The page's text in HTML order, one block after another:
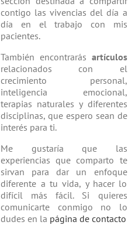
contigo las vivencias del día a
día en el trabajo con mis
pacientes.
También encontrarás artículos
relacio­nados con el
crecimiento personal,
inteligencia emocional,
terapias natu­rales y diferentes
disciplinas, que espero sean de
interés para ti.
Me gustaría que las
experiencias que comparto te
sirvan para dar un enfoque
diferente a tu vida, y hacer lo
difícil más fácil. Si quieres
comunicarte conmigo no lo
dudes en la página de contacto